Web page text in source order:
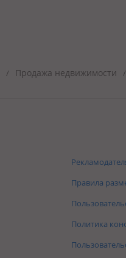
/ Продажа недвижимости /
Правила
Политика